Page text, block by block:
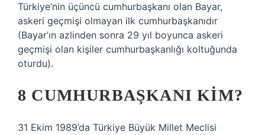
Türkiye’nin üçüncü cumhurbaşkanı olan Bayar,
askeri geçmişi olmayan ilk cumhurbaşkanıdır
(Bayar’ın azlinden sonra 29 yıl boyunca askeri
geçmişi olan kişiler cumhurbaşkanlığı koltuğunda
oturdu).
8 CUMHURBAŞKANI KIM?
31 Ekim 1989’da Türkiye Büyük Millet Meclisi